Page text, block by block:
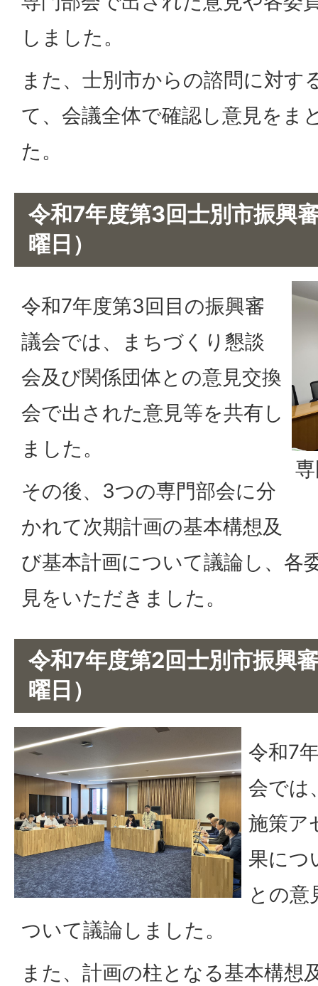
しました。
また、士別市からの諮問に対す
て、会議全体で確認し意見をま
た。
令和7年度第3回士別市振興
曜日）
令和7年度第3回目の振興審
議会では、まちづくり懇談
会及び関係団体との意見交換
会で出された意見等を共有し
ました。
その後、3つの専門部会に分
かれて次期計画の基本構想及
び基本計画について議論し、各
見をいただきました。
令和7年度第2回士別市振興
曜日）
令和7
会では
施策ア
果につ
との意
ついて議論しました。
また、計画の柱となる基本構想